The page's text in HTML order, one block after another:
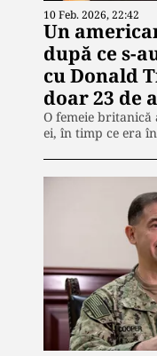
10 Feb. 2026, 22:42
Un
după ce s-
cu Donald
doar 23 de
O femeie
ei, în timp ce era